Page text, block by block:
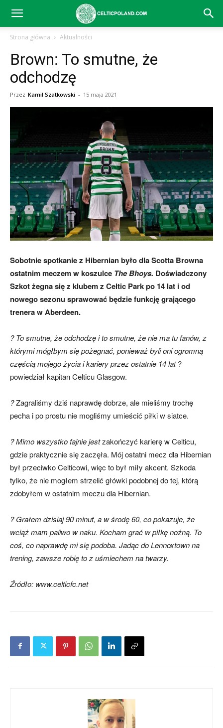
Celtic
Glasgow
aktualności
(transfery,
mecze,
skład)
Strona główna Aktualności
Brown: To smutne, że
odchodzę
Przez Kamil Szatkowski - 15 maja 2021
Sobotnie spotkanie z Hibernian było dla Scotta Browna
ostatnim meczem w koszulce The Bhoys. Doświadczony
Szkot żegna się z klubem z Celtic Park po 14 lat i od
nowego sezonu sprawować będzie funkcję grającego
trenera w Aberdeen.
? To smutne, że odchodzę i to smutne, że nie ma tu fanów, z
którymi mógłbym się pożegnać, ponieważ byli oni ogromną
częścią mojego życia i kariery przez ostatnie 14 lat?
powiedział kapitan Celticu Glasgow.
?Zagraliśmy dziś naprawdę dobrze, ale mieliśmy trochę
pecha i po prostu nie mogliśmy umieścić piłki w siatce.
? Mimo wszystko fajnie jestzakończyć karierę w Celticu,
gdzie praktycznie się zaczęła. Mój ostatni mecz dla Hibernian
był przeciwko Celticowi, więc to był miły akcent. Szkoda
tylko, że nie mogłem strzelić główki podobnej do tej, którą
zdobyłem w ostatnim meczu dla Hibernian.
? Grałem dzisiaj 90 minut, a w środę 60, co pokazuje, że
wciąż mam paliwo w naku. Kocham grać w piłkę nożną. To
coś, co naprawdę mi się podoba. Jadąc do Lennoxtown na
trening, zawsze robię to z uśmiechem na twarzy.
Źródło: www.celticfc.net